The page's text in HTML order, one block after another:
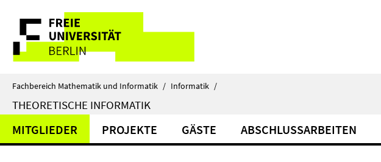
direkt
Inhalt
Service-
Navigation
Fachbereich Mathematik und Informatik / Informatik /
THEORETISCHE INFORMATIK
MITGLIEDER PROJEKTE GÄSTE ABSCHLUSSARBEITEN